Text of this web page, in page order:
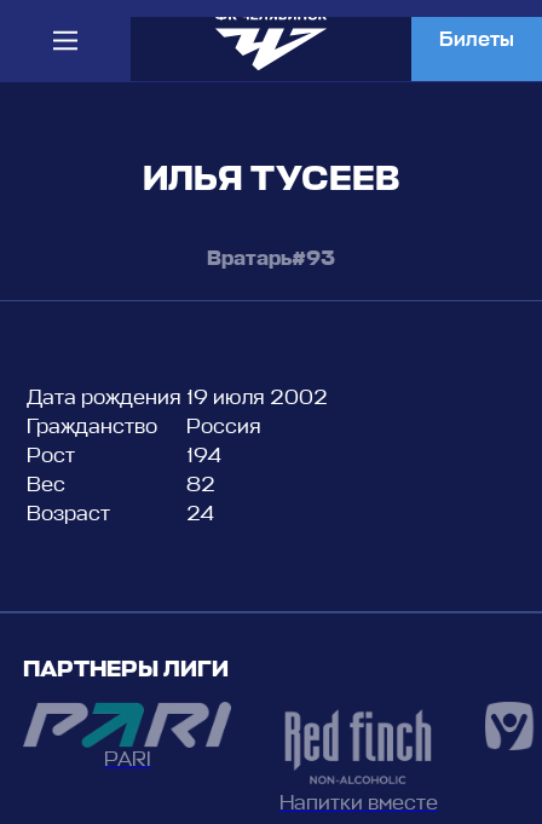
Билеты
ИЛЬЯ ТУСЕЕВ
Вратарь#93
Дата рождения 19 июля 2002
Гражданство
Россия
Рост
194
Вес
82
Возраст
24
ПАРТНЕРЫ ЛИГИ
PARI
Напитки вместе